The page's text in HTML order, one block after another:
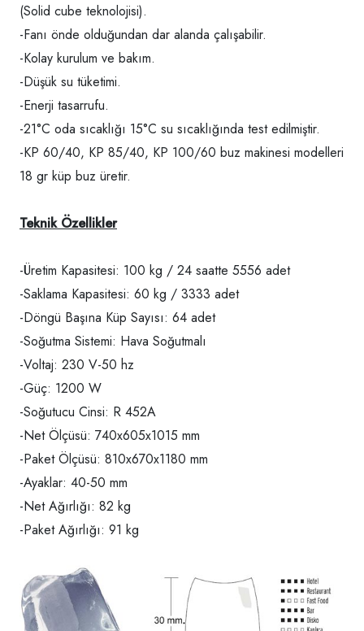
(Solid cube teknolojisi).
-Fanı önde olduğundan dar alanda çalışabilir.
-Kolay kurulum ve bakım.
-Düşük su tüketimi.
-Enerji tasarrufu.
-21°C oda sıcaklığı 15°C su sıcaklığında test edilmiştir.
-KP 60/40, KP 85/40, KP 100/60 buz makinesi modelleri
18 gr küp buz üretir.
Teknik Özellikler
-Üretim Kapasitesi: 100 kg / 24 saatte 5556 adet
-Saklama Kapasitesi: 60 kg / 3333 adet
-Döngü Başına Küp Sayısı: 64 adet
-Soğutma Sistemi: Hava Soğutmalı
-Voltaj: 230 V-50 hz
-Güç: 1200 W
-Soğutucu Cinsi: R 452A
-Net Ölçüsü: 740x605x1015 mm
-Paket Ölçüsü: 810x670x1180 mm
-Ayaklar: 40-50 mm
-Net Ağırlığı: 82 kg
-Paket Ağırlığı: 91 kg